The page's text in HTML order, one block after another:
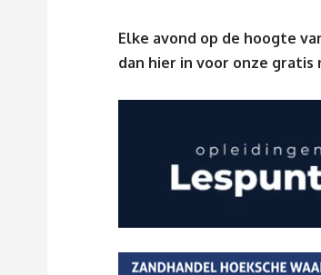
Elke avond op de hoogte
dan hier in voor onze gratis